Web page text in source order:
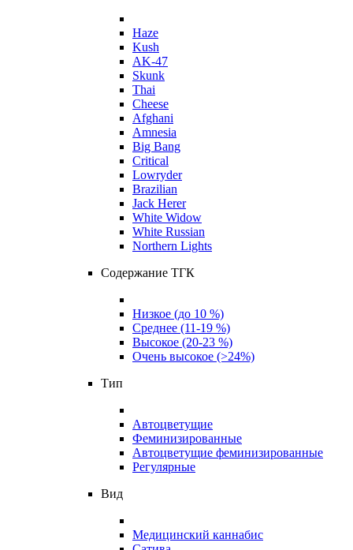
Haze
Kush
AK-47
Skunk
Thai
Cheese
Afghani
Amnesia
Big Bang
Critical
Lowryder
Brazilian
Jack Herer
White Widow
White Russian
Northern Lights
Содержание ТГК
Низкое (до 10 %)
Среднее (11-19 %)
Высокое (20-23 %)
Очень высокое (>24%)
Тип
Автоцветущие
Феминизированные
Автоцветущие феминизированные
Регулярные
Вид
Медицинский каннабис